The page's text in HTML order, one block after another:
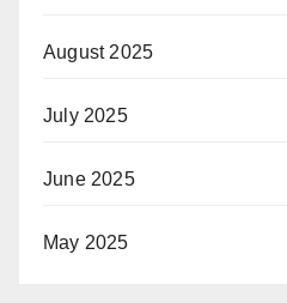
August 2025
July 2025
June 2025
May 2025